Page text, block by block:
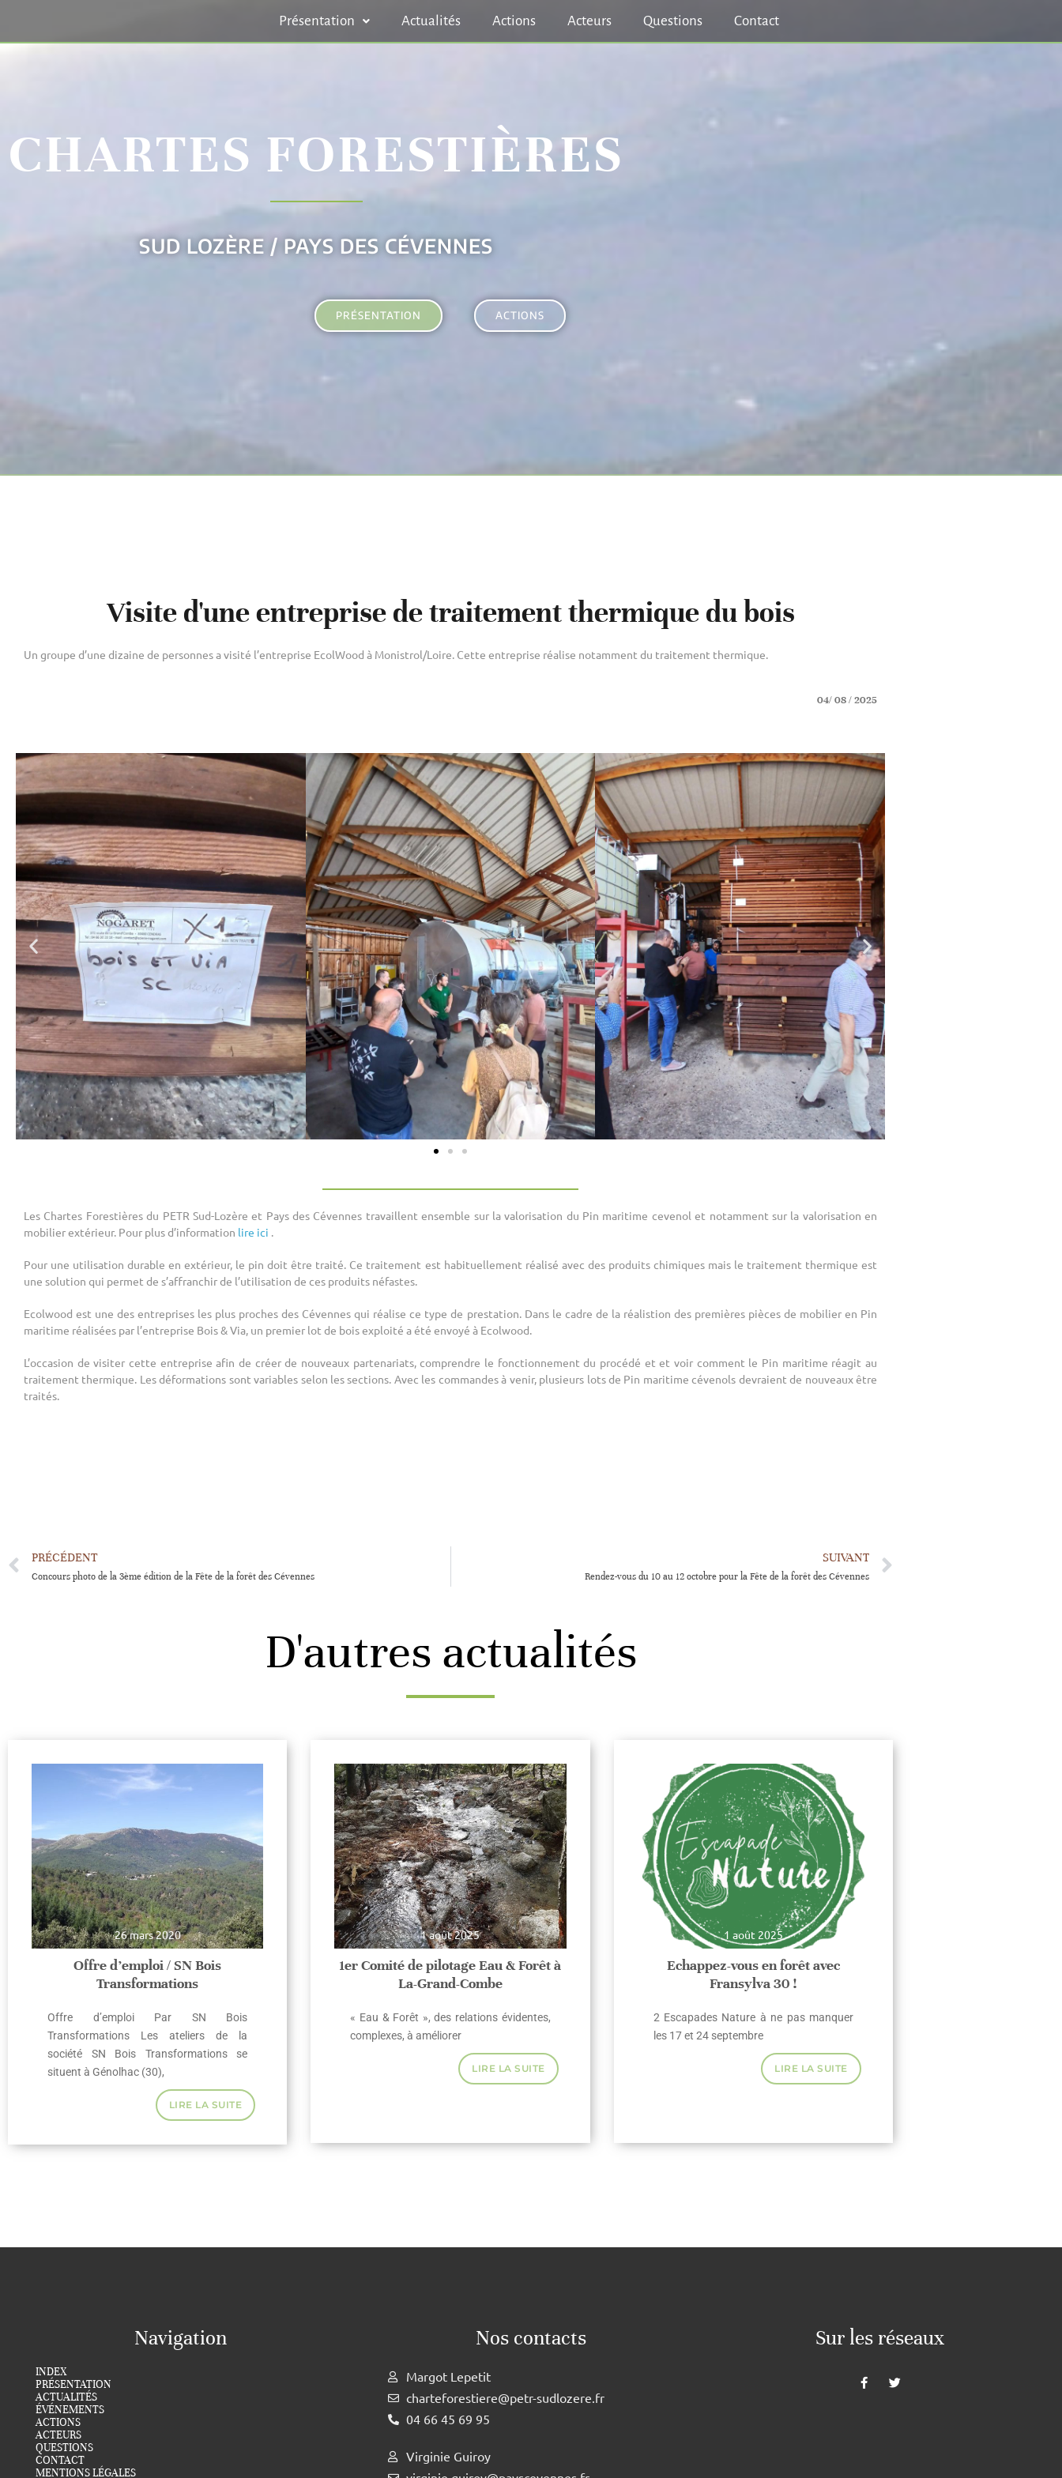
Présentation Actualités Actions Acteurs Questions Contact
CHARTES FORESTIÈRES
SUD LOZÈRE / PAYS DES CÉVENNES
PRÉSENTATION ACTIONS
Visite d'une entreprise de traitement thermique du bois
Un groupe d’une dizaine de personnes a visité l’entreprise EcolWood à Monistrol/Loire. Cette entreprise réalise notamment du traitement thermique.
04/ 08 / 2025
Les Chartes Forestières du PETR Sud-Lozère et Pays des Cévennes travaillent ensemble sur la valorisation du Pin maritime cevenol et notamment sur la valorisation en
mobilier extérieur. Pour plus d’information lire ici .
Pour une utilisation durable en extérieur, le pin doit être traité. Ce traitement est habituellement réalisé avec des produits chimiques mais le traitement thermique est
une solution qui permet de s’affranchir de l’utilisation de ces produits néfastes.
Ecolwood est une des entreprises les plus proches des Cévennes qui réalise ce type de prestation. Dans le cadre de la réalistion des premières pièces de mobilier en Pin
maritime réalisées par l’entreprise Bois & Via, un premier lot de bois exploité a été envoyé à Ecolwood.
L’occasion de visiter cette entreprise afin de créer de nouveaux partenariats, comprendre le fonctionnement du procédé et et voir comment le Pin maritime réagit au
traitement thermique. Les déformations sont variables selon les sections. Avec les commandes à venir, plusieurs lots de Pin maritime cévenols devraient de nouveaux être
traités.
PRÉCÉDENT
Concours photo de la 3ème édition de la Fête de la forêt des Cévennes
SUIVANT
Rendez-vous du 10 au 12 octobre pour la Fête de la forêt des Cévennes
D'autres actualités
26 mars 2020
Offre d’emploi / SN Bois
Transformations
Offre d’emploi Par SN Bois
Transformations Les ateliers de la
société SN Bois Transformations se
situent à Génolhac (30),
LIRE LA SUITE
1 août 2025
1er Comité de pilotage Eau & Forêt à
La-Grand-Combe
« Eau & Forêt », des relations évidentes,
complexes, à améliorer
LIRE LA SUITE
1 août 2025
Echappez-vous en forêt avec
Fransylva 30 !
2 Escapades Nature à ne pas manquer
les 17 et 24 septembre
LIRE LA SUITE
Navigation
INDEX
PRÉSENTATION
ACTUALITÉS
ÉVÉNEMENTS
ACTIONS
ACTEURS
QUESTIONS
CONTACT
MENTIONS LÉGALES
Nos contacts
Margot Lepetit
charteforestiere@petr-sudlozere.fr
04 66 45 69 95
Virginie Guiroy
Sur les réseaux